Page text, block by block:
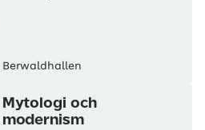
Berwaldhallen
Mytologi och
modernism